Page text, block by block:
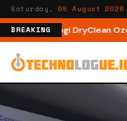
Saturday,08 August 2026
BREAKING
Teknologi DryClean Ozone